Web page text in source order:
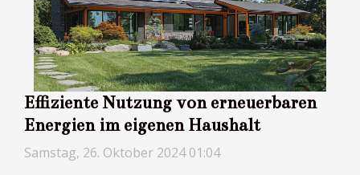
Effiziente Nutzung von erneuerbaren
Energien im eigenen Haushalt
Samstag, 26. Oktober 2024 01:04